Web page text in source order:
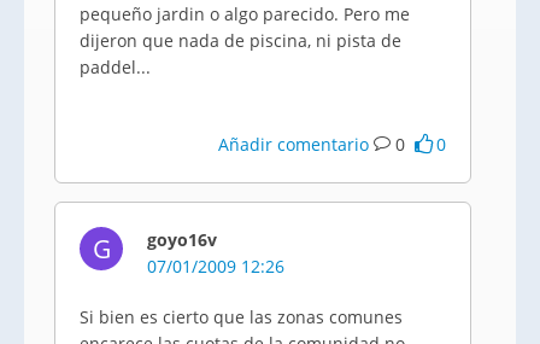
pequeño jardin o algo parecido. Pero me
dijeron que nada de piscina, ni pista de
paddel...
Añadir comentario 0 0
G
goyo16v
07/01/2009 12:26
Si bien es cierto que las zonas comunes